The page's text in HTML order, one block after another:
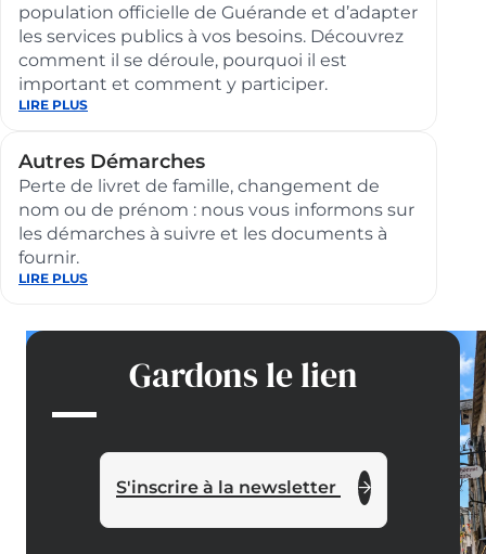
population officielle de Guérande et d’adapter
les services publics à vos besoins. Découvrez
comment il se déroule, pourquoi il est
important et comment y participer.
:
la
population
LIRE PLUS
Autres Démarches
Perte de livret de famille, changement de
nom ou de prénom : nous vous informons sur
les démarches à suivre et les documents à
fournir.
:LIRE PLUS
Gardons le lien
S'inscrire à la newsletter